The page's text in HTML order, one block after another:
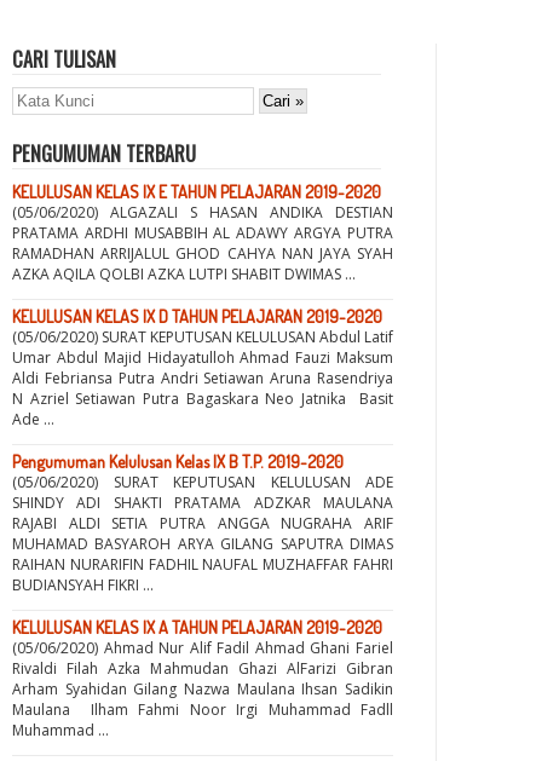
CARI TULISAN
PENGUMUMAN TERBARU
KELULUSAN KELAS IX E TAHUN PELAJARAN 2019-2020
(05/06/2020) ALGAZALI S HASAN ANDIKA DESTIAN
PRATAMA ARDHI MUSABBIH AL ADAWY ARGYA PUTRA
RAMADHAN ARRIJALUL GHOD CAHYA NAN JAYA SYAH
AZKA AQILA QOLBI AZKA LUTPI SHABIT DWIMAS ...
KELULUSAN KELAS IX D TAHUN PELAJARAN 2019-2020
(05/06/2020) SURAT KEPUTUSAN KELULUSAN Abdul Latif
Umar Abdul Majid Hidayatulloh Ahmad Fauzi Maksum
Aldi Febriansa Putra Andri Setiawan Aruna Rasendriya
N Azriel Setiawan Putra Bagaskara Neo Jatnika Basit
Ade ...
Pengumuman Kelulusan Kelas IX B T.P. 2019-2020
(05/06/2020) SURAT KEPUTUSAN KELULUSAN ADE
SHINDY ADI SHAKTI PRATAMA ADZKAR MAULANA
RAJABI ALDI SETIA PUTRA ANGGA NUGRAHA ARIF
MUHAMAD BASYAROH ARYA GILANG SAPUTRA DIMAS
RAIHAN NURARIFIN FADHIL NAUFAL MUZHAFFAR FAHRI
BUDIANSYAH FIKRI ...
KELULUSAN KELAS IX A TAHUN PELAJARAN 2019-2020
(05/06/2020) Ahmad Nur Alif Fadil Ahmad Ghani Fariel
Rivaldi Filah Azka Mahmudan Ghazi AlFarizi Gibran
Arham Syahidan Gilang Nazwa Maulana Ihsan Sadikin
Maulana Ilham Fahmi Noor Irgi Muhammad Fadll
Muhammad ...